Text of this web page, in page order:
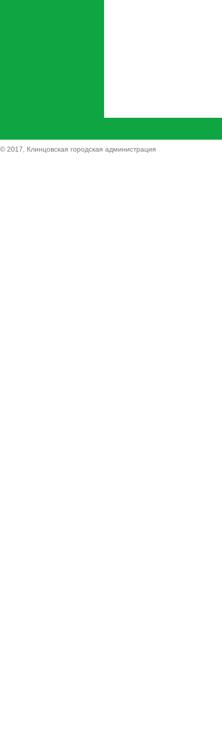
© 2017, Клинцовская городская администрация